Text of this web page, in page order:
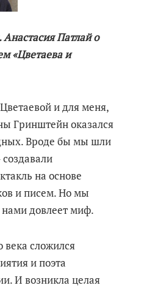
Анастасия Патлай о
«Цветаева и
и для меня,
Гринштейн оказался
Вроде бы мы шли
на основе
и писем. Но мы
нами довлеет миф.
века сложился
и поэта
И возникла целая